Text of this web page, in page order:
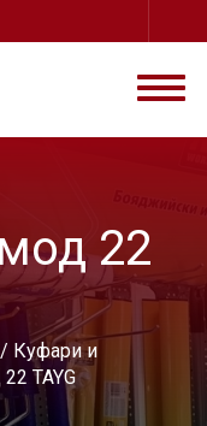
22
Куфари и
TAYG